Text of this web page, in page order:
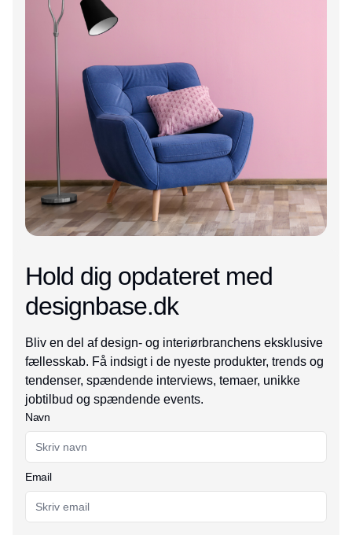
Hold dig opdateret med
designbase.dk
Bliv en del af design- og interiørbranchens eksklusive
fællesskab. Få indsigt i de nyeste produkter, trends og
tendenser, spændende interviews, temaer, unikke
jobtilbud og spændende events.
Navn
Email